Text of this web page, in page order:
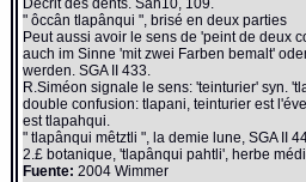
Décrit des dents. Sah10, 109.
" ôccân tlapânqui ", brisé en deux parties
Peut aussi avoir le sens de 'peint de deux
auch im Sinne 'mit zwei Farben bemalt'
werden. SGA II 433.
R.Siméon signale le sens: 'teinturier' syn.
double confusion: tlapani, teinturier est
est tlapahqui.
" tlapânqui mêtztli ", la demie lune, SGA II
2.£ botanique, 'tlapânqui pahtli', herbe
Fuente: 2004 Wimmer